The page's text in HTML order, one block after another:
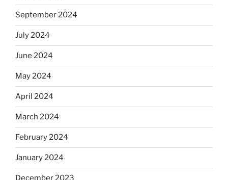
September 2024
July 2024
June 2024
May 2024
April 2024
March 2024
February 2024
January 2024
December 2023